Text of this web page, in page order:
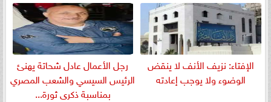
الإفتاء: نزيف الأنف لا ينقض
الوضوء ولا يوجب إعادته
رجل الأعمال عادل شحاتة يهنئ
الرئيس السيسي والشعب المصري
بمناسبة ذكرى ثورة...